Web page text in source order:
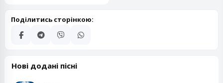
Поділитись сторінкою:
Нові додані пісні